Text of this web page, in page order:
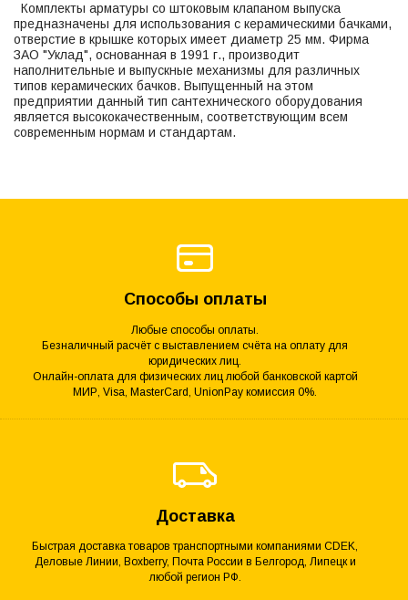
Комплекты арматуры со штоковым клапаном выпуска
предназначены для использования с керамическими бачками,
отверстие в крышке которых имеет диаметр 25 мм. Фирма
ЗАО "Уклад", основанная в 1991 г., производит
наполнительные и выпускные механизмы для различных
типов керамических бачков. Выпущенный на этом
предприятии данный тип сантехнического оборудования
является высококачественным, соответствующим всем
современным нормам и стандартам.
Способы оплаты
Любые способы оплаты.
Безналичный расчёт с выставлением счёта на оплату для
юридических лиц.
Онлайн-оплата для физических лиц любой банковской картой
МИР, Visa, MasterCard, UnionPay комиссия 0%.
Доставка
Быстрая доставка товаров транспортными компаниями CDEK,
Деловые Линии, Boxberry, Почта России в Белгород, Липецк и
любой регион РФ.